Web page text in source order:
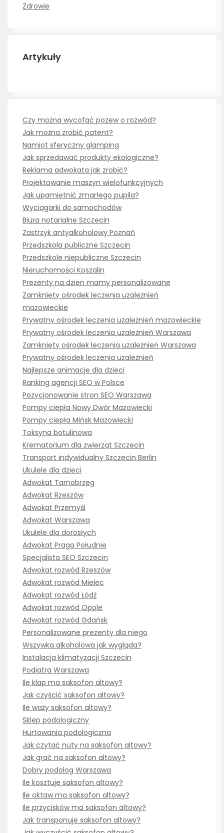
Zdrowie
Artykuły
Czy można wycofać pozew o rozwód?
Jak można zrobić patent?
Namiot sferyczny glamping
Jak sprzedawać produkty ekologiczne?
Reklama adwokata jak zrobić?
Projektowanie maszyn wielofunkcyjnych
Jak upamiętnić zmarłego pupila?
Wyciągarki do samochodów
Biura notarialne Szczecin
Zastrzyk antyalkoholowy Poznań
Przedszkola publiczne Szczecin
Przedszkole niepubliczne Szczecin
Nieruchomości Koszalin
Prezenty na dzien mamy personalizowane
Zamknięty ośrodek leczenia uzależnień
mazowieckie
Prywatny ośrodek leczenia uzależnień mazowieckie
Prywatny ośrodek leczenia uzależnień Warszawa
Zamknięty ośrodek leczenia uzależnień Warszawa
Prywatny ośrodek leczenia uzależnień
Najlepsze animacje dla dzieci
Ranking agencji SEO w Polsce
Pozycjonowanie stron SEO Warszawa
Pompy ciepła Nowy Dwór Mazowiecki
Pompy ciepła Mińsk Mazowiecki
Toksyna botulinowa
Krematorium dla zwierząt Szczecin
Transport indywidualny Szczecin Berlin
Ukulele dla dzieci
Adwokat Tarnobrzeg
Adwokat Rzeszów
Adwokat Przemyśl
Adwokat Warszawa
Ukulele dla dorosłych
Adwokat Praga Południe
Specjalista SEO Szczecin
Adwokat rozwód Rzeszów
Adwokat rozwód Mielec
Adwokat rozwód Łódź
Adwokat rozwód Opole
Adwokat rozwód Gdańsk
Personalizowane prezenty dla niego
Wszywka alkoholowa jak wygląda?
Instalacja klimatyzacji Szczecin
Podiatra Warszawa
Ile klap ma saksofon altowy?
Jak czyścić saksofon altowy?
Ile waży saksofon altowy?
Sklep podologiczny
Hurtowania podologiczna
Jak czytać nuty na saksofon altowy?
Jak grać na saksofon altowy?
Dobry podolog Warszawa
Ile kosztuje saksofon altowy?
Ile oktaw ma saksofon altowy?
Ile przycisków ma saksofon altowy?
Jak transponuje saksofon altowy?